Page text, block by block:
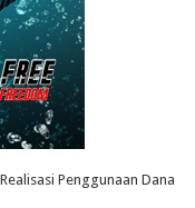
Penggunaan Dana